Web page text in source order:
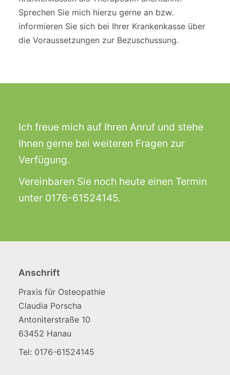
Sprechen Sie mich hierzu gerne an bzw.
informieren Sie sich bei Ihrer Krankenkasse über
die Voraussetzungen zur Bezuschussung.
Ich freue mich auf Ihren Anruf und stehe
Ihnen gerne bei weiteren Fragen zur
Verfügung.
Vereinbaren Sie noch heute einen Termin
unter 0176-61524145.
Anschrift
Praxis für Osteopathie
Claudia Porscha
Antoniterstraße 10
63452 Hanau
Tel: 0176-61524145